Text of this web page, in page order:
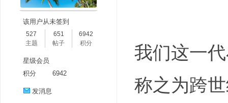
该用户从未签到
527
主题
651
帖子
6942
积分
星级会员
积分
6942
发消息
我们这一
称之为跨